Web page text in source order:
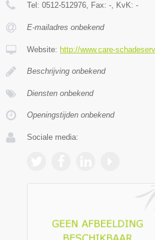
Tel: 0512-512976, Fax: -, KvK: -
E-mailadres onbekend
Website: http://www.care-
Beschrijving onbekend
Diensten onbekend
Openingstijden onbekend
Sociale media: